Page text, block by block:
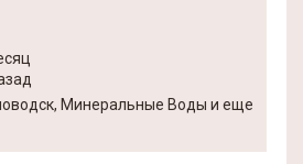
Минеральные Воды и еще